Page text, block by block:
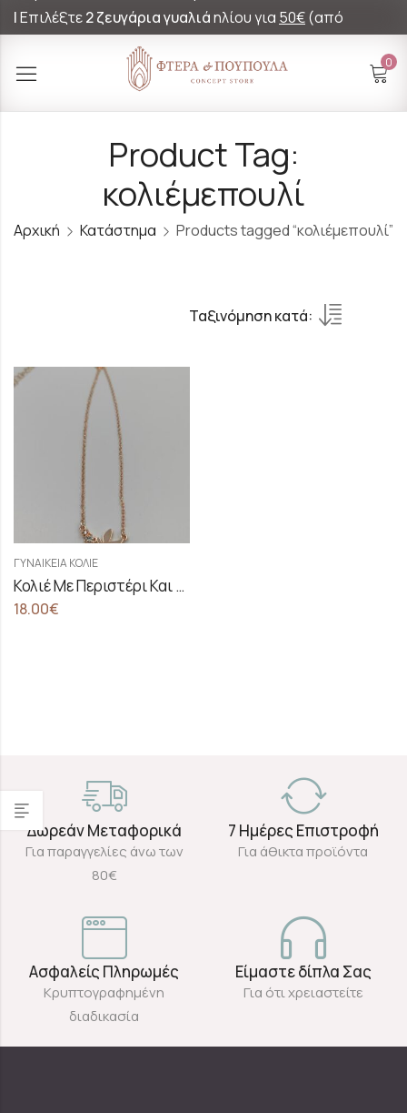
|Επιλέξτε2 ζευγάρια γυαλιάηλίου για 50€(από
0
Product Tag:
κολιέμεπουλί
Αρχική Κατάστημα Products tagged “κολιέμεπουλί”
Ταξινόμηση κατά:
ΓΥΝΑΙΚΕΊΑ ΚΟΛΙΈ
Κολιέ Με Περιστέρι Και Ζιργκόν
18.00€
Δωρεάν Μεταφορικά
Για παραγγελίες άνω των
80€
7 Ημέρες Επιστροφή
Για άθικτα προϊόντα
Ασφαλείς Πληρωμές
Κρυπτογραφημένη
διαδικασία
Είμαστε δίπλα Σας
Για ότι χρειαστείτε